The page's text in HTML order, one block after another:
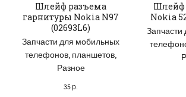
Шлейф разъема
гарнитуры Nokia N97
(02693L6)
Запчасти для мобильных
телефонов, планшетов,
Разное
35р.
Шлейф
Nokia